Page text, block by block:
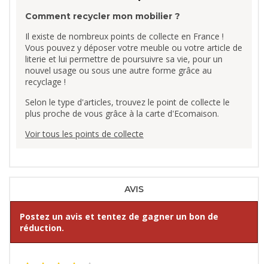
Comment recycler mon mobilier ?
Il existe de nombreux points de collecte en France !
Vous pouvez y déposer votre meuble ou votre article de
literie et lui permettre de poursuivre sa vie, pour un
nouvel usage ou sous une autre forme grâce au
recyclage !
Selon le type d'articles, trouvez le point de collecte le
plus proche de vous grâce à la carte d'Ecomaison.
Voir tous les points de collecte
AVIS
Postez un avis et tentez de gagner un bon de
réduction.